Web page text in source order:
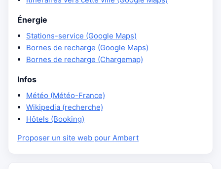
Énergie
Stations-service (Google Maps)
Bornes de recharge (Google Maps)
Bornes de recharge (Chargemap)
Infos
Météo (Météo-France)
Wikipedia (recherche)
Hôtels (Booking)
Proposer un site web pour Ambert